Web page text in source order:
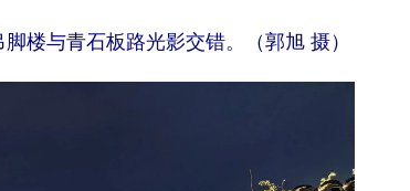
楼与青石板路光影交错。（郭旭 摄）